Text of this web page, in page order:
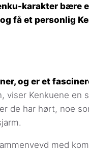
karakter
få et personlig
og er et
viser Kenkuene en
de har hørt, noe
med